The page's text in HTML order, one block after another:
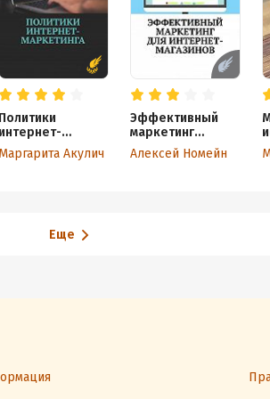
Политики
интернет-
маркетинга
Маргарита Акулич
Эффективный
маркетинг
для интернет-
магазинов
Алексей Номейн
Еще